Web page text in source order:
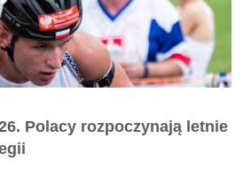
Polacy rozpoczynają letnie